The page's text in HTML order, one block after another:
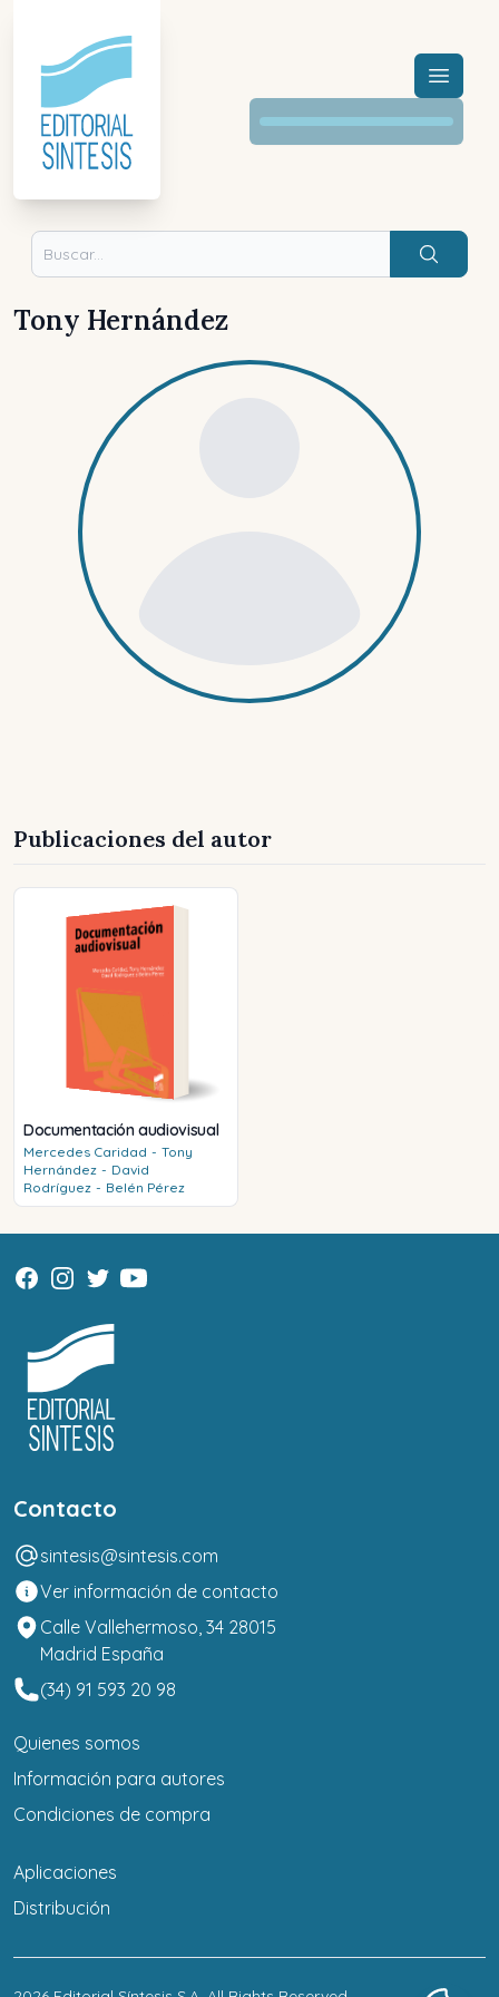
Menú
Buscar
Tony Hernández
Publicaciones del autor
Documentación audiovisual
Mercedes Caridad - Tony
Hernández - David
Rodríguez - Belén Pérez
Contacto
sintesis@sintesis.com
Ver información de contacto
Calle Vallehermoso, 34 28015
Madrid España
(34) 91 593 20 98
Quienes somos
Información para autores
Condiciones de compra
Aplicaciones
Distribución